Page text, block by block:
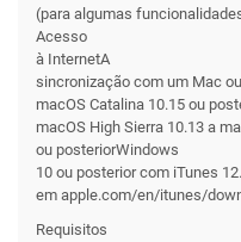
(para algumas
Acesso
à InternetA
sincronização com um Mac
macOS Catalina 10.15 ou
macOS High Sierra 10.13 a
ou posteriorWindows
10 ou posterior com iTunes
em apple.com/en/itunes/
Requisitos